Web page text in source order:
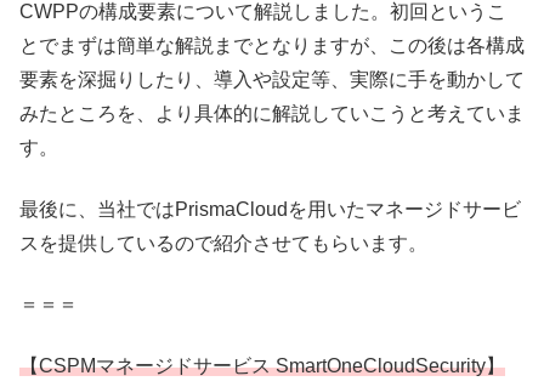
CWPPの構成要素について解説しました。初回というこ
とでまずは簡単な解説までとなりますが、この後は各構成
要素を深掘りしたり、導入や設定等、実際に手を動かして
みたところを、より具体的に解説していこうと考えていま
す。
最後に、当社ではPrismaCloudを用いたマネージドサービ
スを提供しているので紹介させてもらいます。
＝＝＝
【CSPMマネージドサービス SmartOneCloudSecurity】